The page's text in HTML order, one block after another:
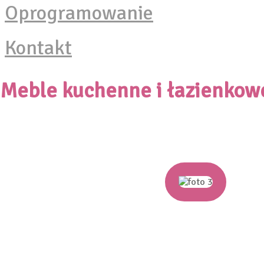
Oprogramowanie
Kontakt
Meble kuchenne i